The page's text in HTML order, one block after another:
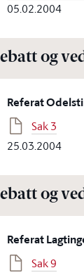
05.02.2004
og
Referat
Sak 3
25.03.2004
og
Referat
Sak 9